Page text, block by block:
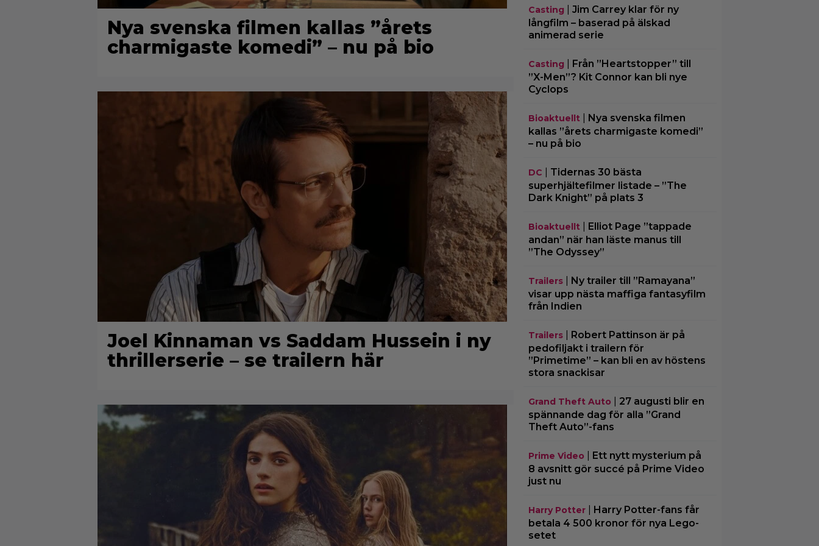
Nya svenska filmen kallas ”årets
charmigaste komedi” – nu på bio
Joel Kinnaman vs Saddam Hussein i ny
thrillerserie – se trailern här
Casting
Jim Carrey klar för ny
långfilm – baserad på älskad
animerad serie
Casting
Från ”Heartstopper” till
”X-Men”? Kit Connor kan bli nye
Cyclops
Bioaktuellt| Nya svenska filmen
kallas ”årets charmigaste komedi”
– nu på bio
DC
Tidernas 30 bästa
superhjältefilmer listade – ”The
Dark Knight” på plats 3
Bioaktuellt| Elliot Page ”tappade
andan” när han läste manus till
”The Odyssey”
Trailers| Ny trailer till ”Ramayana”
visar upp nästa maffiga fantasyfilm
från Indien
Trailers| Robert Pattinson är på
pedofiljakt i trailern för
”Primetime” – kan bli en av höstens
stora snackisar
Grand Theft Auto
27 augusti blir en
spännande dag för alla ”Grand
Theft Auto”-fans
Prime Video
Ett nytt mysterium på
8 avsnitt gör succé på Prime Video
just nu
Harry Potter| Harry Potter-fans får
betala 4 500 kronor för nya Lego-
setet